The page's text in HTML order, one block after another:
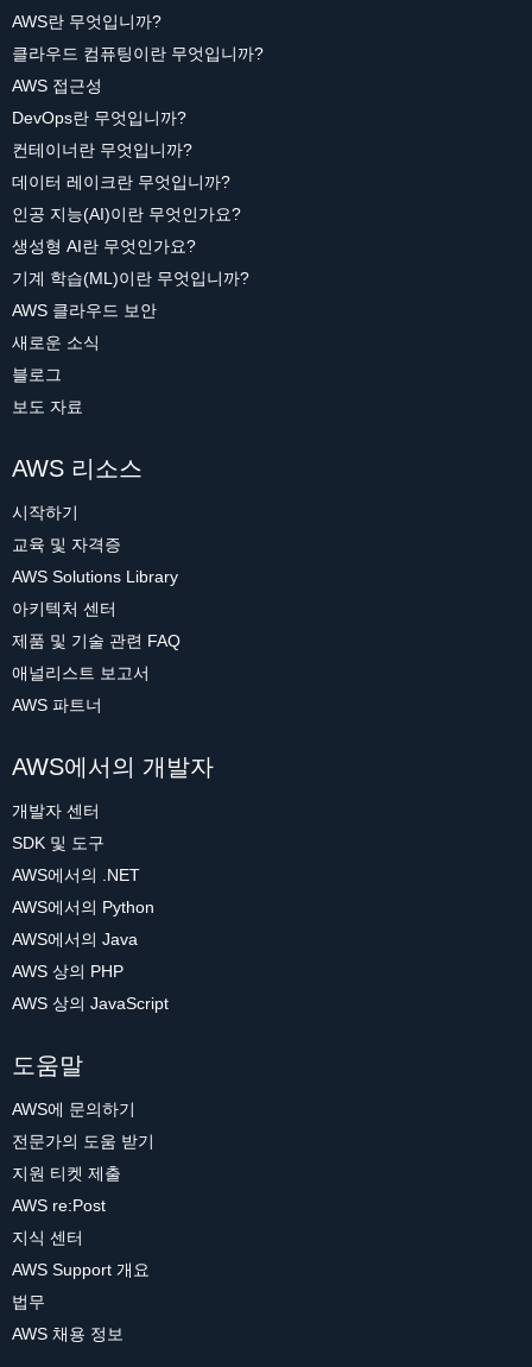
AWS란 무엇입니까?
클라우드 컴퓨팅이란 무엇입니까?
AWS 접근성
DevOps란 무엇입니까?
컨테이너란 무엇입니까?
데이터 레이크란 무엇입니까?
인공 지능(AI)이란 무엇인가요?
생성형 AI란 무엇인가요?
기계 학습(ML)이란 무엇입니까?
AWS 클라우드 보안
새로운 소식
블로그
보도 자료
AWS 리소스
시작하기
교육 및 자격증
AWS Solutions Library
아키텍처 센터
제품 및 기술 관련 FAQ
애널리스트 보고서
AWS 파트너
AWS에서의 개발자
개발자 센터
SDK 및 도구
AWS에서의 .NET
AWS에서의 Python
AWS에서의 Java
AWS 상의 PHP
AWS 상의 JavaScript
도움말
AWS에 문의하기
전문가의 도움 받기
지원 티켓 제출
AWS re:Post
지식 센터
AWS Support 개요
법무
AWS 채용 정보